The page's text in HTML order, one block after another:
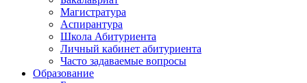
Магистратура
Аспирантура
Школа Абитуриента
Личный кабинет абитуриента
Часто задаваемые вопросы
Образование